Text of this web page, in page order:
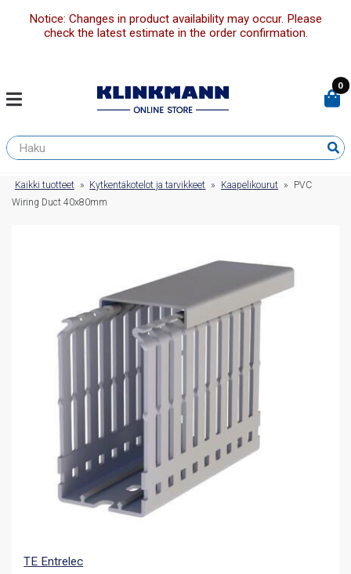
Notice: Changes in product availability may occur. Please
check the latest estimate in the order confirmation.
0
Kaikki tuotteet » Kytkentäkotelot ja tarvikkeet » Kaapelikourut »
PVC
Wiring Duct 40x80mm
TE Entrelec